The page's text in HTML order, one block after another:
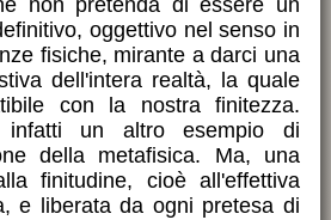
non pretenda di essere un
oggettivo nel senso in
fisiche, mirante a darci una
dell'intera realtà, la quale
con la nostra finitezza.
infatti un altro esempio di
della metafisica. Ma, una
finitudine, cioè all'effettiva
e liberata da ogni pretesa di